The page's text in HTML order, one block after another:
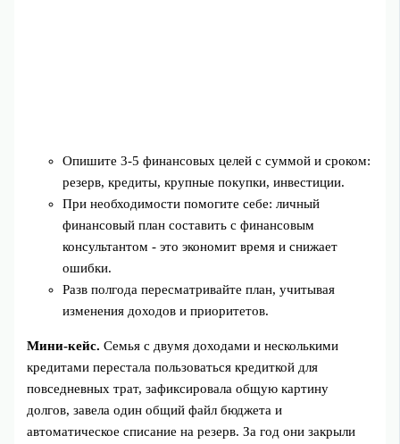
Опишите 3-5 финансовых целей с суммой и сроком:
резерв, кредиты, крупные покупки, инвестиции.
При необходимости помогите себе: личный
финансовый план составить с финансовым
консультантом - это экономит время и снижает
ошибки.
Разв полгода пересматривайте план, учитывая
изменения доходов и приоритетов.
Мини‑кейс. Семья с двумя доходами и несколькими
кредитами перестала пользоваться кредиткой для
повседневных трат, зафиксировала общую картину
долгов, завела один общий файл бюджета и
автоматическое списание на резерв. За год они закрыли